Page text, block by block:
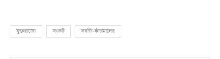
যুক্তরাজ্যে সংকট সবজি-কাঁচামালের